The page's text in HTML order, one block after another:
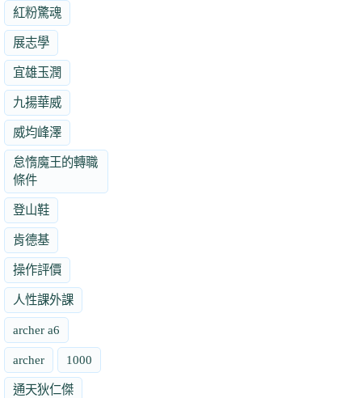
紅粉驚魂
展志學
宜雄玉潤
九揚華威
威均峰澤
怠惰魔王的轉職
條件
登山鞋
肯德基
操作評價
人性課外課
archer a6
archer 1000
通天狄仁傑